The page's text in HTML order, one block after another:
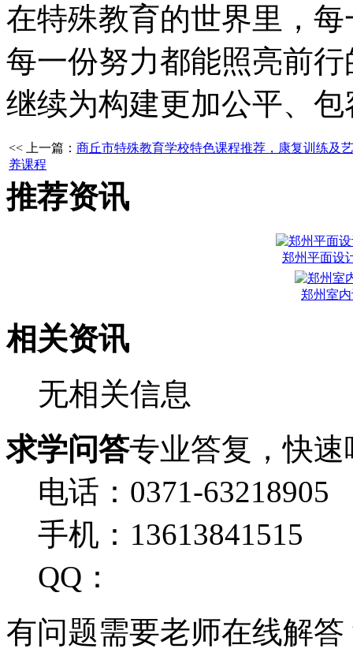
在特殊教育的世界里，
每一份努力都能照亮前
继续为构建更加公平、
<< 上一篇： 商丘市特殊教育学校特色课程推荐，康复训练及
养课程
推荐资讯
郑州平面设
郑州室
相关资讯
无相关信息
求学问答专业答复，快速
电话：0371-63218905
手机：13613841515
QQ：
有问题需要老师在线解答